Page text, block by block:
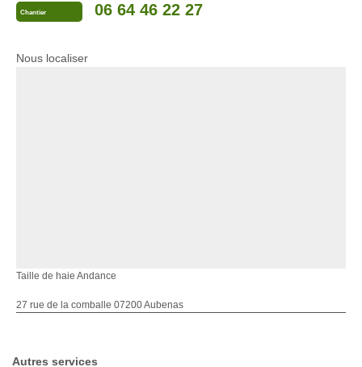
Chantier 06 64 46 22 27
Nous localiser
Taille de haie Andance
27 rue de la comballe 07200 Aubenas
Autres services